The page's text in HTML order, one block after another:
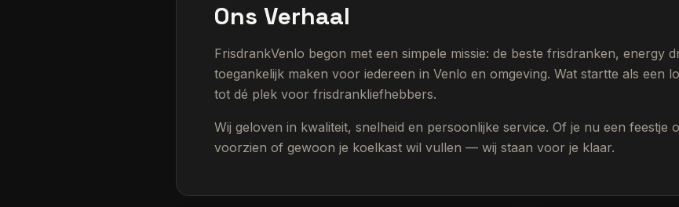
Ons Verhaal
FrisdrankVenlo begon met een simpele missie: de beste frisdranken, energy
toegankelijk maken voor iedereen in Venlo en omgeving. Wat startte als een
tot dé plek voor frisdrankliefhebbers.
Wij geloven in kwaliteit, snelheid en persoonlijke service. Of je nu een feestje
voorzien of gewoon je koelkast wil vullen — wij staan voor je klaar.